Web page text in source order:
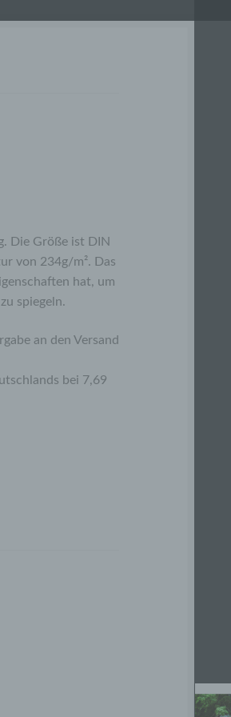
Die Größe ist DIN
von 234g/m². Das
hat, um
spiegeln.
an den Versand
bei 7,69